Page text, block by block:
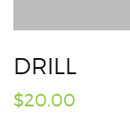
DRILL
$20.00